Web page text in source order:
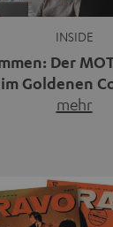
INSIDE
Der
Goldenen
mehr
vereint
Funktionen